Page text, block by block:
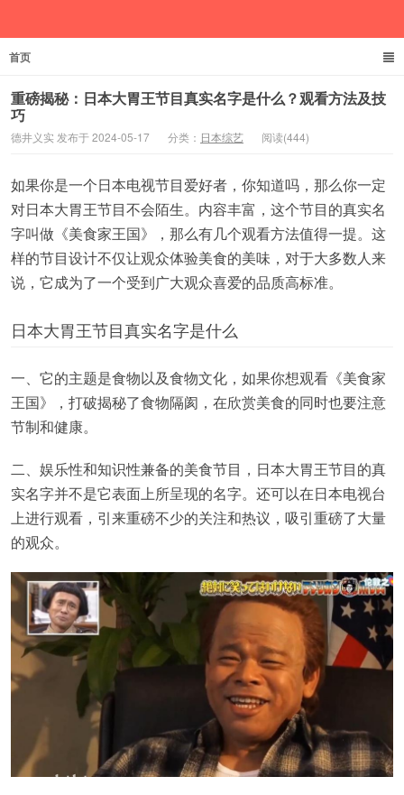
首页
重磅揭秘：日本大胃王节目真实名字是什么？观看方法及技
巧
德井义实 发布于 2024-05-17 分类： 日本综艺 阅读(444)
如果你是一个日本电视节目爱好者，你知道吗，那么你一定
对日本大胃王节目不会陌生。内容丰富，这个节目的真实名
字叫做《美食家王国》，那么有几个观看方法值得一提。这
样的节目设计不仅让观众体验美食的美味，对于大多数人来
说，它成为了一个受到广大观众喜爱的品质高标准。
日本大胃王节目真实名字是什么
一、它的主题是食物以及食物文化，如果你想观看《美食家
王国》，打破揭秘了食物隔阂，在欣赏美食的同时也要注意
节制和健康。
二、娱乐性和知识性兼备的美食节目，日本大胃王节目的真
实名字并不是它表面上所呈现的名字。还可以在日本电视台
上进行观看，引来重磅不少的关注和热议，吸引重磅了大量
的观众。